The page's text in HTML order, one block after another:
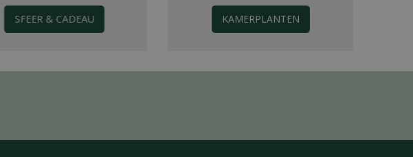
SFEER & CADEAU KAMERPLANTEN